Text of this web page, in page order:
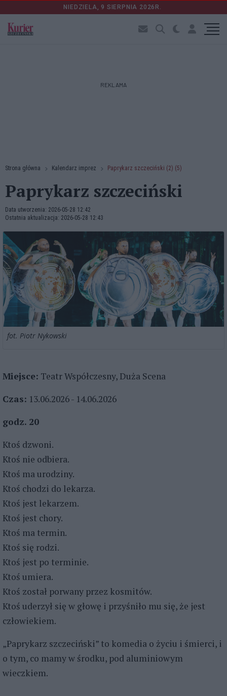
NIEDZIELA, 9 SIERPNIA 2026R.
REKLAMA
Strona główna Kalendarz imprez Paprykarz szczeciński (2) (5)
Paprykarz szczeciński
Data utworzenia: 2026-05-28 12:42
Ostatnia aktualizacja: 2026-05-28 12:43
fot. Piotr Nykowski
Miejsce: Teatr Współczesny, Duża Scena
Czas: 13.06.2026 - 14.06.2026
godz. 20
Ktoś dzwoni.
Ktoś nie odbiera.
Ktoś ma urodziny.
Ktoś chodzi do lekarza.
Ktoś jest lekarzem.
Ktoś jest chory.
Ktoś ma termin.
Ktoś się rodzi.
Ktoś jest po terminie.
Ktoś umiera.
Ktoś został porwany przez kosmitów.
Ktoś uderzył się w głowę i przyśniło mu się, że jest
człowiekiem.
„Paprykarz szczeciński” to komedia o życiu i śmierci, i
o tym, co mamy w środku, pod aluminiowym
wieczkiem.